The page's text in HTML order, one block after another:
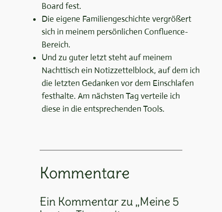
Board fest.
Die eigene Familiengeschichte vergrößert
sich in meinem persönlichen Confluence-
Bereich.
Und zu guter letzt steht auf meinem
Nachttisch ein Notizzettelblock, auf dem ich
die letzten Gedanken vor dem Einschlafen
festhalte. Am nächsten Tag verteile ich
diese in die entsprechenden Tools.
Kommentare
Ein Kommentar zu „Meine 5